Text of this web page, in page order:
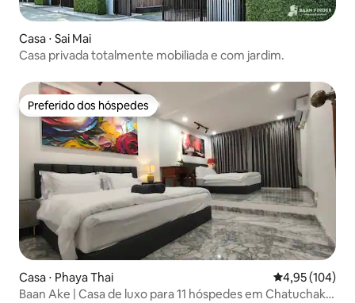
Casa ⋅ Sai Mai
Casa privada totalmente mobiliada e com jardim.
Preferido dos hóspedes
Preferido dos hóspedes
Casa ⋅ Phaya Thai 4,95 de uma
4,95 (104)
Baan Ake | Casa de luxo para 11 hóspedes em Chatuchak /